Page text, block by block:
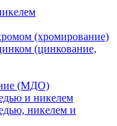
(хромирование)
(цинкование,
(МДО)
и никелем
никелем и